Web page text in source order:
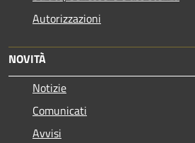
Autorizzazioni
NOVITÀ
Notizie
Comunicati
Avvisi